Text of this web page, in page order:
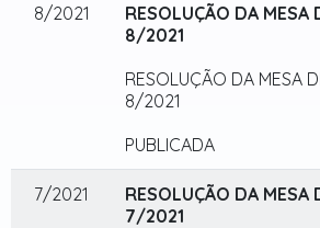
8/2021
RESOLUÇÃO DA MESA
8/2021
RESOLUÇÃO DA MESA
8/2021
PUBLICADA
7/2021
RESOLUÇÃO DA MESA
7/2021